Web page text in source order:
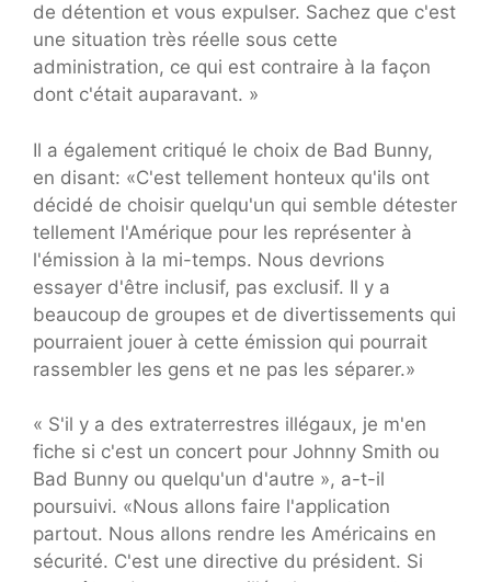
de détention et vous expulser. Sachez que c'est
une situation très réelle sous cette
administration, ce qui est contraire à la façon
dont c'était auparavant. »
Il a également critiqué le choix de Bad Bunny,
en disant: «C'est tellement honteux qu'ils ont
décidé de choisir quelqu'un qui semble détester
tellement l'Amérique pour les représenter à
l'émission à la mi-temps. Nous devrions
essayer d'être inclusif, pas exclusif. Il y a
beaucoup de groupes et de divertissements qui
pourraient jouer à cette émission qui pourrait
rassembler les gens et ne pas les séparer.»
« S'il y a des extraterrestres illégaux, je m'en
fiche si c'est un concert pour Johnny Smith ou
Bad Bunny ou quelqu'un d'autre », a-t-il
poursuivi. «Nous allons faire l'application
partout. Nous allons rendre les Américains en
sécurité. C'est une directive du président. Si